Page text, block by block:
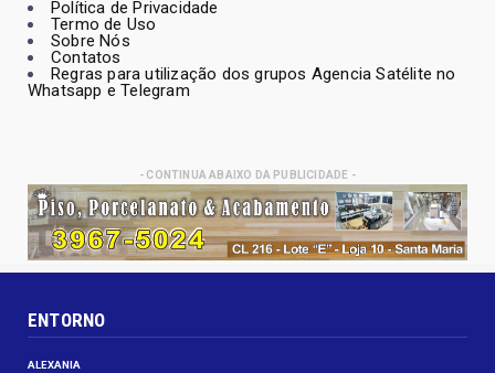
Política de Privacidade
Termo de Uso
Sobre Nós
Contatos
Regras para utilização dos grupos Agencia Satélite no
Whatsapp e Telegram
- CONTINUA ABAIXO DA PUBLICIDADE -
ENTORNO
ALEXANIA